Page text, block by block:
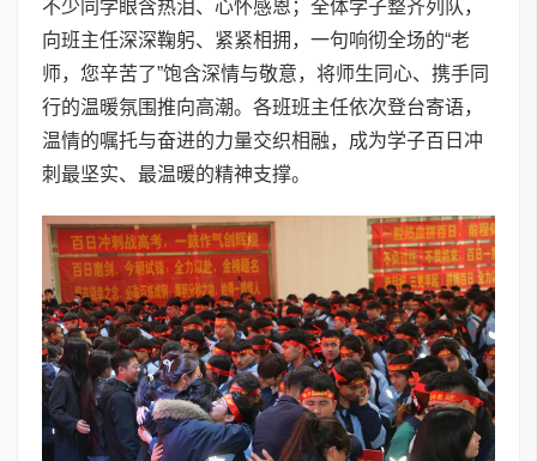
不少同学眼含热泪、心怀感恩；全体学子整齐列队，
向班主任深深鞠躬、紧紧相拥，一句响彻全场的“老
师，您辛苦了”饱含深情与敬意，将师生同心、携手同
行的温暖氛围推向高潮。各班班主任依次登台寄语，
温情的嘱托与奋进的力量交织相融，成为学子百日冲
刺最坚实、最温暖的精神支撑。